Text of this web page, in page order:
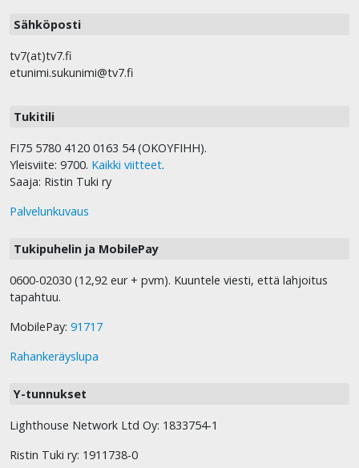
Sähköposti
tv7(at)tv7.fi
etunimi.sukunimi@tv7.fi
Tukitili
FI75 5780 4120 0163 54 (OKOYFIHH).
Yleisviite: 9700. Kaikki viitteet.
Saaja: Ristin Tuki ry
Palvelunkuvaus
Tukipuhelin ja MobilePay
0600-02030 (12,92 eur + pvm). Kuuntele viesti, että lahjoitus
tapahtuu.
MobilePay: 91717
Rahankeräyslupa
Y-tunnukset
Lighthouse Network Ltd Oy: 1833754-1
Ristin Tuki ry: 1911738-0